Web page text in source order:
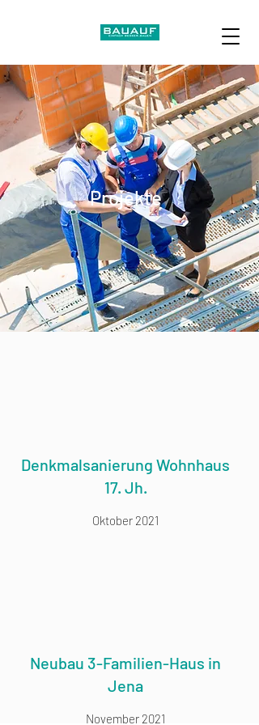
Projekte
Denkmalsanierung Wohnhaus
17. Jh.
Oktober 2021
Neubau 3-Familien-Haus in
Jena
November 2021